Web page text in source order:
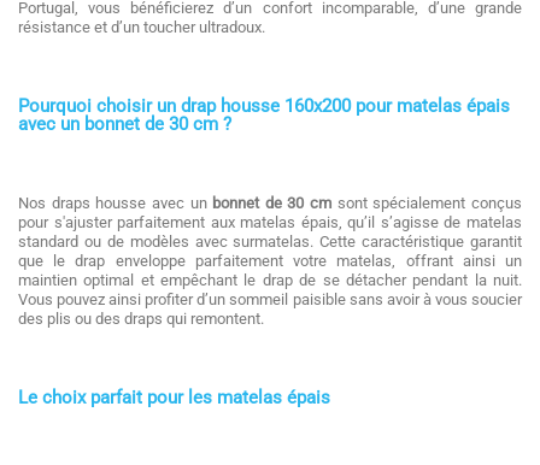
Portugal, vous bénéficierez d’un confort incomparable, d’une grande
résistance et d’un toucher ultradoux.
Pourquoi choisir un drap housse 160x200 pour matelas épais
avec un bonnet de 30 cm ?
Nos draps housse avec un bonnet de 30 cm sont spécialement conçus
pour s'ajuster parfaitement aux matelas épais, qu’il s’agisse de matelas
standard ou de modèles avec surmatelas. Cette caractéristique garantit
que le drap enveloppe parfaitement votre matelas, offrant ainsi un
maintien optimal et empêchant le drap de se détacher pendant la nuit.
Vous pouvez ainsi profiter d’un sommeil paisible sans avoir à vous soucier
des plis ou des draps qui remontent.
Le choix parfait pour les matelas épais